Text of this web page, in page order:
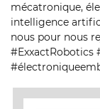
mécatronique,
intelligence
nous pour nous